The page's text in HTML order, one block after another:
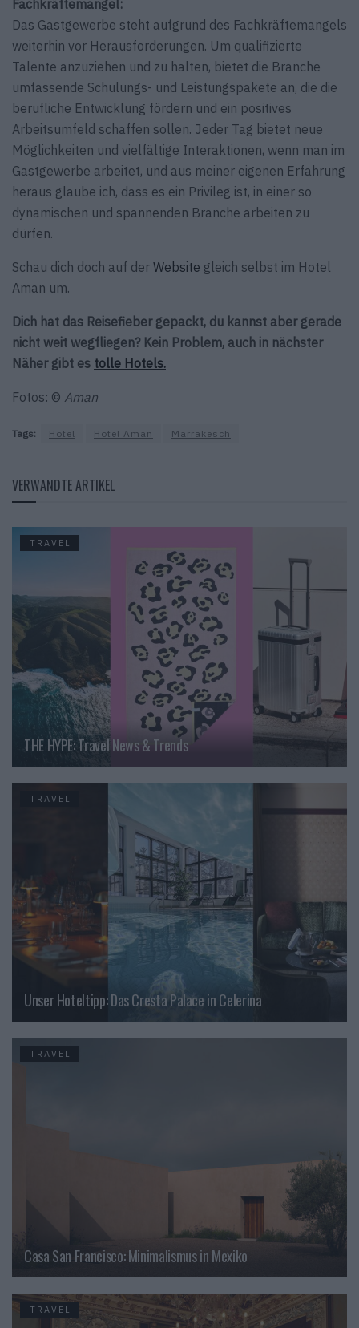
Fachkräftemangel:
Das Gastgewerbe steht auf­grund des Fachkräftemangels
weiterhin vor Herausforde­rungen. Um qualifizierte
Talente anzuziehen und zu halten, bietet die Branche
umfassende Schulungs- und Leistungspakete an, die die
berufliche Entwicklung fördern und ein positives
Arbeitsumfeld schaffen sollen. Jeder Tag bietet neue
Möglichkeiten und vielfältige Interaktionen, wenn man im
Gastgewerbe arbeitet, und aus meiner eigenen Erfahrung
heraus glaube ich, dass es ein Privileg ist, in einer so
dynamischen und spannenden Branche arbeiten zu
dürfen.
Schau dich doch auf der Website gleich selbst im Hotel
Aman um.
Dich hat das Reisefieber gepackt, du kannst aber gerade
nicht weit wegfliegen? Kein Problem, auch in nächster
Näher gibt es tolle Hotels.
Fotos: © Aman
Tags: Hotel Hotel Aman Marrakesch
VERWANDTE ARTIKEL
TRAVEL
THE HYPE: Travel News & Trends
TRAVEL
Unser Hoteltipp: Das Cresta Palace in Celerina
TRAVEL
Casa San Francisco: Minimalismus in Mexiko
TRAVEL